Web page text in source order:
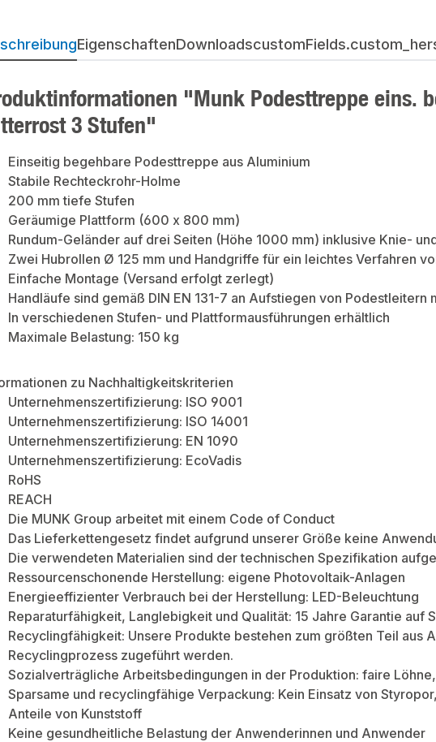
EigenschaftenDownloads
"Munk Podesttreppe eins.
3 Stufen"
Einseitig begehbare Podesttreppe aus Aluminium
Stabile Rechteckrohr-Holme
200 mm tiefe Stufen
Geräumige Plattform (600 x 800 mm)
Rundum-Geländer auf drei Seiten (Höhe 1000 mm) inklusive Knie-
Zwei Hubrollen Ø 125 mm und Handgriffe für ein leichtes Verfahren
Einfache Montage (Versand erfolgt zerlegt)
Handläufe sind gemäß DIN EN 131-7 an Aufstiegen von
In verschiedenen Stufen- und Plattformausführungen erhältlich
Maximale Belastung: 150 kg
zu Nachhaltigkeitskriterien
Unternehmenszertifizierung: ISO 9001
Unternehmenszertifizierung: ISO 14001
Unternehmenszertifizierung: EN 1090
Unternehmenszertifizierung: EcoVadis
RoHS
REACH
Die MUNK Group arbeitet mit einem Code of Conduct
Das Lieferkettengesetz findet aufgrund unserer Größe keine
Die verwendeten Materialien sind der technischen Spezifikation
Ressourcenschonende Herstellung: eigene Photovoltaik-Anlagen
Energieeffizienter Verbrauch bei der Herstellung: LED-Beleuchtung
Reparaturfähigkeit, Langlebigkeit und Qualität: 15 Jahre Garantie auf
Recyclingfähigkeit: Unsere Produkte bestehen zum größten Teil aus
Recyclingprozess zugeführt werden.
Sozialverträgliche Arbeitsbedingungen in der Produktion: faire
Sparsame und recyclingfähige Verpackung: Kein Einsatz von
Anteile von Kunststoff
Keine gesundheitliche Belastung der Anwenderinnen und Anwender